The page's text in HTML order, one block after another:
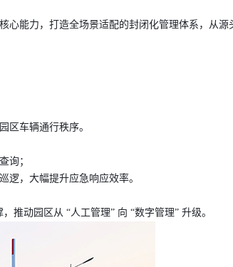
心能力，打造全场景适配的封闭化管理体系，从源
区车辆通行秩序。
询；
逻，大幅提升应急响应效率。
推动园区从 “人工管理” 向 “数字管理” 升级。